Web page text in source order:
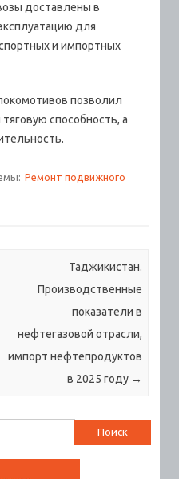
доставлены в
для
и импортных
позволил
способность, а
Ремонт подвижного
Таджикистан.
Производственные
показатели в
нефтегазовой отрасли,
импорт нефтепродуктов
в 2025 году →